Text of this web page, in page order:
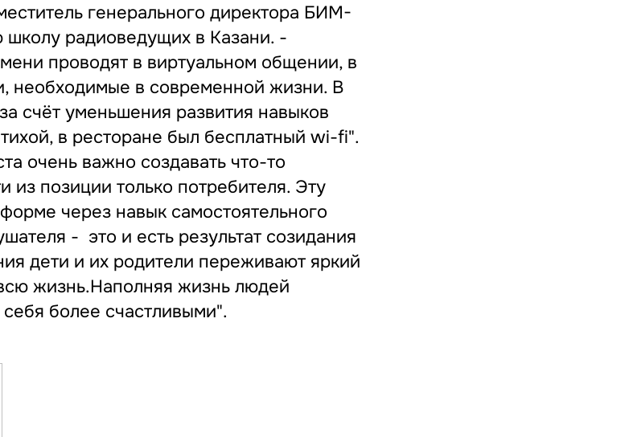
генерального директора БИМ-
школу радиоведущих в Казани. -
проводят в виртуальном общении, в
необходимые в современной жизни. В
счёт уменьшения развития навыков
в ресторане был бесплатный wi-fi".
очень важно создавать что-то
позиции только потребителя. Эту
через навык самостоятельного
- это и есть результат созидания
дети и их родители переживают яркий
жизнь.Наполняя жизнь людей
более счастливыми".